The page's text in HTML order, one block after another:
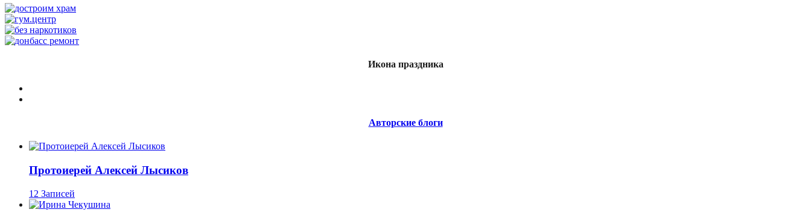
Икона праздника
Авторские блоги
Протоиерей Алексей Лысиков
12 Записей